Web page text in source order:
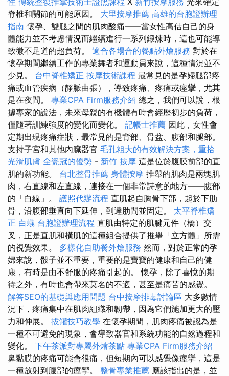
脊椎和關節的可能原因。 大里按摩推薦 高雄的台胞證辦理
指南 懷孕、雙腿之間的肌肉酸痛——當女性高估自己的身
體能力並不考慮情況而繼續進行一系列鍛煉時，這也可能導
致微不足道的超負荷。 適合各場合的餐點外燴服務 對於在
懷孕期間繼續工作的專業舞者和運動員來說，這種情況並不
少見。 台中脊椎矯正 按摩技術課程 最常見的是孕婦腿部疼
痛或血管疾病（靜脈曲張），導致疼痛、疼痛或痙攣，尤其
是在夜間。 專業CPA Firm服務介紹 總之，我們可以說，根
據專家的說法，未來母親的有機體有時會經歷初步的負荷，
僅隨著訓練強度的變化而變化。 記帳士推薦 因此，女性會
定期出現疼痛症狀，最常見的是背部、骨盆、腹部和腿部。
支持子宮和其他內臟器官 毛孔粗大的有效解決方案，重拾
光滑肌膚 全瓷冠的優勢 - 新竹 按摩 這是位於腹膜前部的直
肌的新功能。 台北整骨推薦 身體按摩 推舉的肌肉是兩塊肌
肉，右直線和左直線，連接在一個非常詩意的地方——腹部
的「白線」。 護照代辦流程 直肌起自胸骨下部，起於下肋
骨，沿腹部垂直向下延伸，到達肋間並固定。 太平脊椎矯
正 白蟻 台胞證辦理流程 直肌由特定的肌腱元件（橋）交
叉，正是直肌和橫肌的這種組合提供了推舉「立方體」所需
的視覺效果。 多樣化自助餐外燴服務 然而，對於正常的孕
婦來說，骰子並不重要，重要的是寶寶的健康和自己的健
康，有時是由不舒服的疼痛引起的。 懷孕，除了喜悅的期
待之外，有時也會帶來莫名的不適，甚至是痛苦的感覺。
解答SEO的基礎與應用問題 台中按摩排毒討論區 大多數情
況下，疼痛集中在肌肉組織和韌帶，因為它們施加更大的壓
力和伸展。 拔罐技巧教學 在懷孕期間，肌肉疼痛被認為是
一種不可避免的現象，會導致器官和系統功能的自然過程和
變化。 下午茶派對專屬外燴茶點 專業CPA Firm服務介紹
鼻黏膜的疼痛可能會很痛，但短期內可以感覺像痙攣，這是
一種放射到腹部的痙攣。 整骨專業推薦 應該指出的是，並